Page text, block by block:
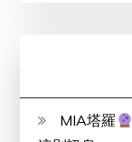
MIA塔羅